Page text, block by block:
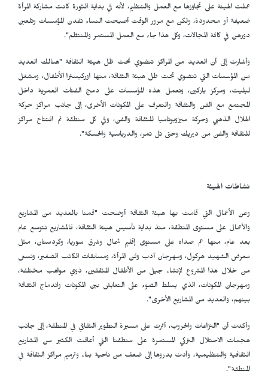
عملت الهيئة على تجاوزها مع العمل والتنظيم، لأنه في بداية الثورة كانت مشاركة المرأة
ضعيفة أو محدودة، ولكن مع مرور الوقت أصبحت النساء تقدن المؤسسات وتلعبن
دورهن في كافة المجالات، وكل هذا جاء مع العمل المستمر والمنتظم".
وأشارت إلى أن العديد من المراكز تنضوي تحت ظل هيئة الثقافة "هنالك العديد
من المؤسسات التي تنضوي تحت ظل هيئة الثقافة، منها اوركيسترا الأطفال، ومشغل
ليليت، ومركز باركين، وتعمل هذه المؤسسات على دمج الفئات العمرية داخل
المجتمع مع الفن والثقافة والتعرف على المكونات الأخرى، إلى جانب مراكز حركة
الهلال الذهبي وحركة ميزوبوتاميا للثقافة والفن، وفي كل منطقة تم افتتاح مراكز
للثقافة والفن من ديريك وحتى تل تمر، والدرباسية والحسكة".
نشاطات الهيئة
وعن الأعمال التي قامت بها هيئة الثقافة أوضحت "قمنا بالعديد من المشاريع
والأعمال على مستوى المنطقة، منذ بداية تأسيس هيئة الثقافة، فالمشاريع تتوسع عام
بعد عام، منها عم صداه على مستوى إقليم شمال وشرق سوريا، وكردستان، مثل
معرض الشهيد هركول، ومهرجان آدب وفن المرأة، ومسابقات الكاتب الصغير، ونسعى
من خلال هذا المشروع لإنشاء جيل من الأطفال المثقفين، ذوي مواهب مختلفة،
ومهرجان المكونات، الذي يسلط الضوء على التعايش بين المكونات واندماج الثقافة
بينهم، والعديد من المشاريع الأخرى".
وأكدت أن "النزاعات والحروب، أثرت على مسيرة التطوير الثقافي في المنطقة، إلى جانب
هجمات الاحتلال التركي المستمرة على منطقنا التي أعاقت الكثير من المشاريع
الثقافية والتنظيمية، وأدت بدروها إلى ضعف من ناحية بناء وترميم مراكز الثقافة في
المنطقة".